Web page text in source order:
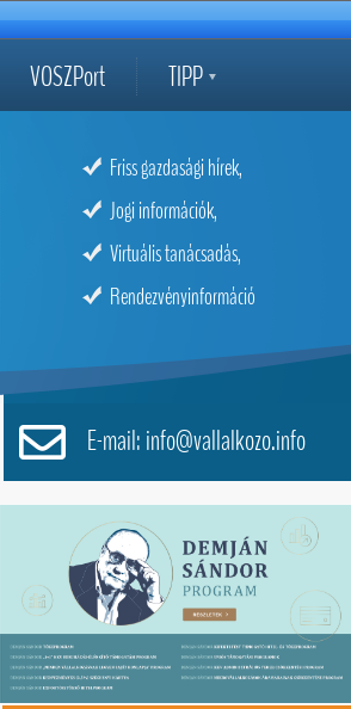
VOSZPort TIPP
Friss gazdasági hírek,
Jogi információk,
Virtuális tanácsadás,
Rendezvényinformáció
E-mail: info@vallalkozo.info